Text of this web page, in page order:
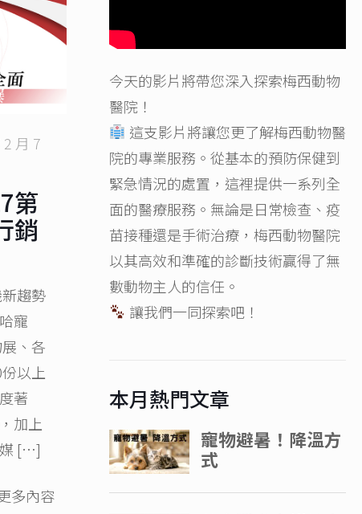
月 7
第
銷
趨勢
寵
、各
以上
著
加上
[…]
多內容
今天的影片將帶您深入探索梅西動物
醫院！
這支影片將讓您更了解梅西動物醫
院的專業服務。從基本的預防保健到
緊急情況的處置，這裡提供一系列全
面的醫療服務。無論是日常檢查、疫
苗接種還是手術治療，梅西動物醫院
以其高效和準確的診斷技術贏得了無
數動物主人的信任。
讓我們一同探索吧！
本月熱門文章